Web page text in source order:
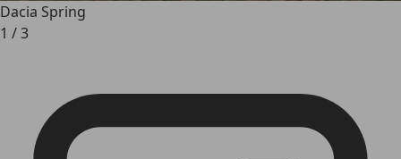
Dacia Spring
1 /3